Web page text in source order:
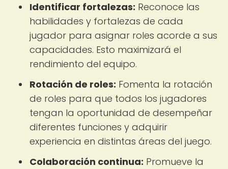
Identificar fortalezas: Reconoce las
habilidades y fortalezas de cada
jugador para asignar roles acorde a sus
capacidades. Esto maximizará el
rendimiento del equipo.
Rotación de roles: Fomenta la rotación
de roles para que todos los jugadores
tengan la oportunidad de desempeñar
diferentes funciones y adquirir
experiencia en distintas áreas del juego.
Colaboración continua: Promueve la